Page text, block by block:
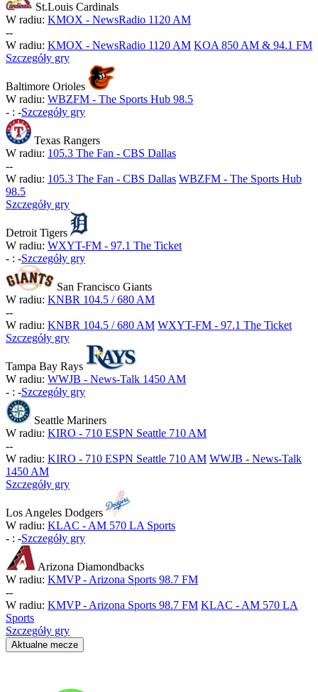
St.Louis Cardinals
W radiu: KMOX - NewsRadio 1120 AM
--
W radiu: KMOX - NewsRadio 1120 AM KOA 850 AM & 94.1 FM
Szczegóły gry
Baltimore Orioles
W radiu: WBZFM - The Sports Hub 98.5
- : -Szczegóły gry
Texas Rangers
W radiu: 105.3 The Fan - CBS Dallas
--
W radiu: 105.3 The Fan - CBS Dallas WBZFM - The Sports Hub
98.5
Szczegóły gry
Detroit Tigers
W radiu: WXYT-FM - 97.1 The Ticket
- : -Szczegóły gry
San Francisco Giants
W radiu: KNBR 104.5 / 680 AM
--
W radiu: KNBR 104.5 / 680 AM WXYT-FM - 97.1 The Ticket
Szczegóły gry
Tampa Bay Rays
W radiu: WWJB - News-Talk 1450 AM
- : -Szczegóły gry
Seattle Mariners
W radiu: KIRO - 710 ESPN Seattle 710 AM
--
W radiu: KIRO - 710 ESPN Seattle 710 AM WWJB - News-Talk
1450 AM
Szczegóły gry
Los Angeles Dodgers
W radiu: KLAC - AM 570 LA Sports
- : -Szczegóły gry
Arizona Diamondbacks
W radiu: KMVP - Arizona Sports 98.7 FM
--
W radiu: KMVP - Arizona Sports 98.7 FM KLAC - AM 570 LA
Sports
Szczegóły gry
Aktualne mecze